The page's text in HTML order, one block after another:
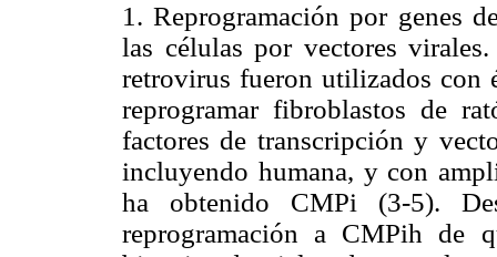
1. Reprogramación por genes
las células por vectores
retrovirus fueron utilizados con
reprogramar fibroblastos de
factores de transcripción y
incluyendo humana, y con
ha obtenido CMPi (3-5).
reprogramación a CMPih de